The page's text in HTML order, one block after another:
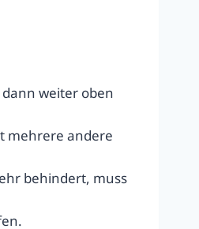
weiter oben
mehrere andere
behindert, muss